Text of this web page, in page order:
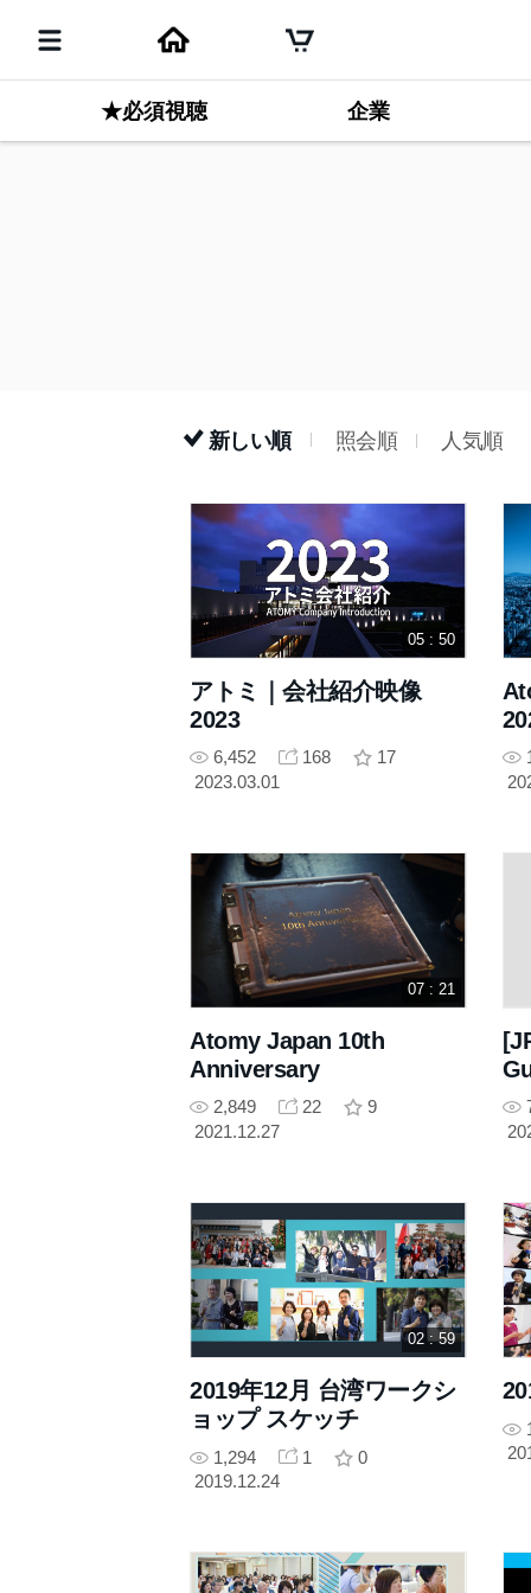
★必須視聴 企業
新しい順 照会順 人気順
05 : 50
アトミ｜会社紹介映像
2023
6,452 168
17
2023.03.01
07 : 21
Atomy Japan 10th
Anniversary
2,849 22
9
2021.12.27
02 : 59
2019年12月 台湾ワークシ
ョップ スケッチ
1,294 1
0
2019.12.24